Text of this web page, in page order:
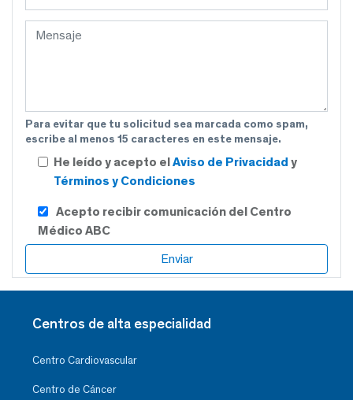
Para evitar que tu solicitud sea marcada como spam,
escribe al menos 15 caracteres en este mensaje.
He leído y acepto elAviso de Privacidad y
Términos y Condiciones
Acepto recibir comunicación del Centro
Médico ABC
Centros de alta especialidad
Centro Cardiovascular
Centro de Cáncer